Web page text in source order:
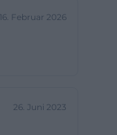
16. Februar 2026
26. Juni 2023